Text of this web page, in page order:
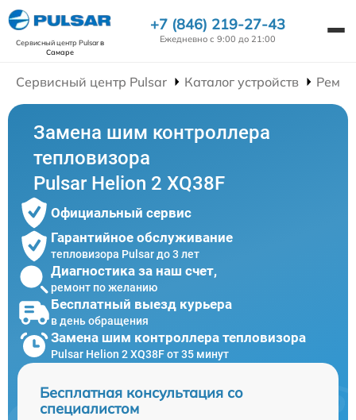
Сервисный центр Pulsarв
Самаре
+7 (846) 219-27-43
Ежедневно с 9:00 до 21:00
Сервисный центр Pulsar Каталог устройств
Замена шим контроллера
тепловизора
Pulsar Helion 2 XQ38F
Официальный сервис
Гарантийное обслуживание
тепловизора Pulsar до 3 лет
Диагностика за наш счет,
ремонт по желанию
Бесплатный выезд курьера
в день обращения
Замена шим контроллера тепловизора
Pulsar Helion 2 XQ38F от 35 минут
Бесплатная консультация со
специалистом